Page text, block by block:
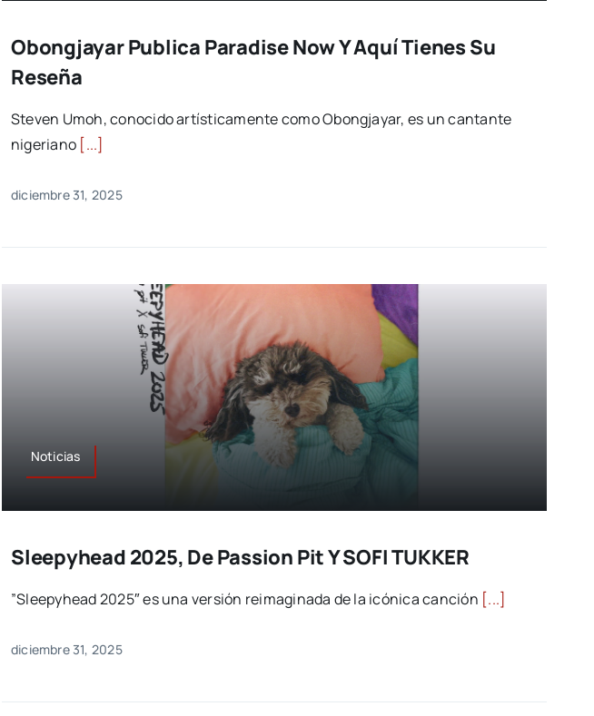
Obongjayar Publica Paradise Now Y Aquí Tienes Su
Reseña
Steven Umoh, conocido artísticamente como Obongjayar, es un cantante
nigeriano [...]
diciembre 31, 2025
Noticias
Sleepyhead 2025, De Passion Pit Y SOFI TUKKER
​”Sleepyhead 2025″ es una versión reimaginada de la icónica canción [...]
diciembre 31, 2025